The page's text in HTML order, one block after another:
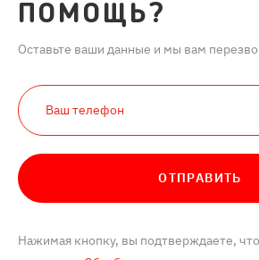
ПОМОЩЬ?
Оставьте ваши данные и мы вам
ОТПРАВИТЬ
Нажимая кнопку, вы подтверждаете,